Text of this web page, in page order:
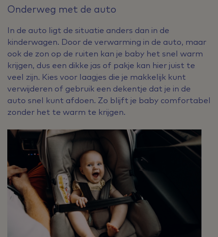
Onderweg met de auto
In de auto ligt de situatie anders dan in de
kinderwagen. Door de verwarming in de auto, maar
ook de zon op de ruiten kan je baby het snel warm
krijgen, dus een dikke jas of pakje kan hier juist te
veel zijn. Kies voor laagjes die je makkelijk kunt
verwijderen of gebruik een dekentje dat je in de
auto snel kunt afdoen. Zo blijft je baby comfortabel
zonder het te warm te krijgen.